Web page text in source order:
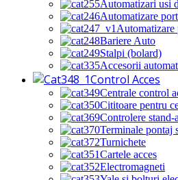
Automatizari usi
Automatizare
Automatizare
Bariere Auto
Stalpi (bolard)
Accesorii
Control Acces
Centrale control
Cititoare pentru
Controlere stand-
Terminale pontaj
Turnichete
Cartele acces
Electromagneti